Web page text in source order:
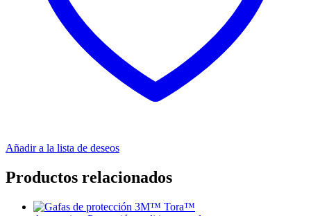
Añadir a la lista de deseos
Productos relacionados